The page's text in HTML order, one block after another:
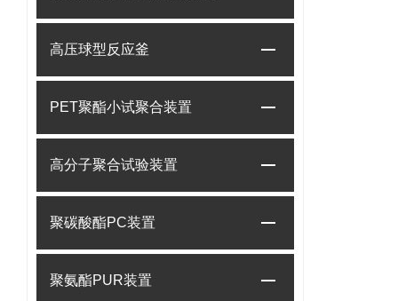
高压球型反应釜
PET聚酯小试聚合装置
高分子聚合试验装置
聚碳酸酯PC装置
聚氨酯PUR装置